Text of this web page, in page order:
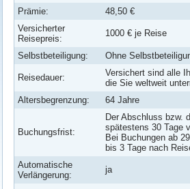
Prämie:
48,50 €
Versicherter
Reisepreis:
1000 € je Reise
Selbstbeteiligung: Ohne
Reisedauer:
Versichert sind alle
die Sie weltweit
Altersbegrenzung:
64 Jahre
Buchungsfrist:
Der Abschluss bzw.
spätestens 30 Tage
Bei Buchungen ab
bis 3 Tage nach
Automatische
Verlängerung:
ja